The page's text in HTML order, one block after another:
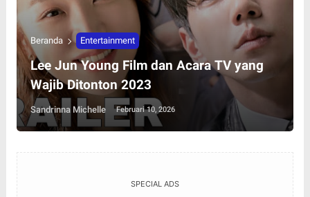
Beranda Entertainment
Lee Jun Young Film dan Acara TV yang
Wajib Ditonton 2023
Sandrinna Michelle Februari 10, 2026
SPECIAL ADS